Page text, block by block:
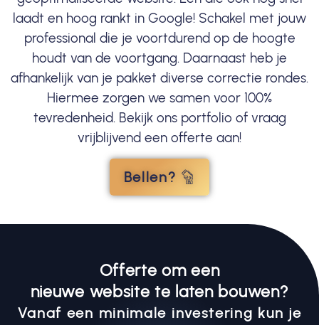
laadt en hoog rankt in Google! Schakel met jouw
professional die je voortdurend op de hoogte
houdt van de voortgang. Daarnaast heb je
afhankelijk van je pakket diverse correctie rondes.
Hiermee zorgen we samen voor 100%
tevredenheid. Bekijk ons portfolio of vraag
vrijblijvend een offerte aan!
Bellen?
Offerte om een
nieuwe website te laten bouwen?
Vanaf een minimale investering kun je